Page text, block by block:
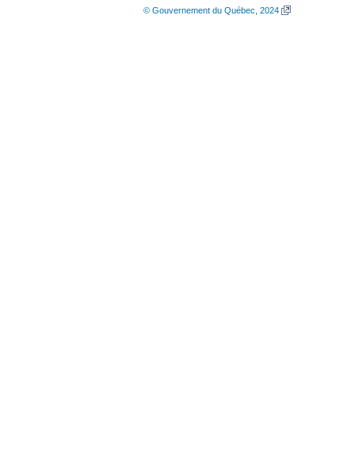
© Gouvernement du Québec, 2024